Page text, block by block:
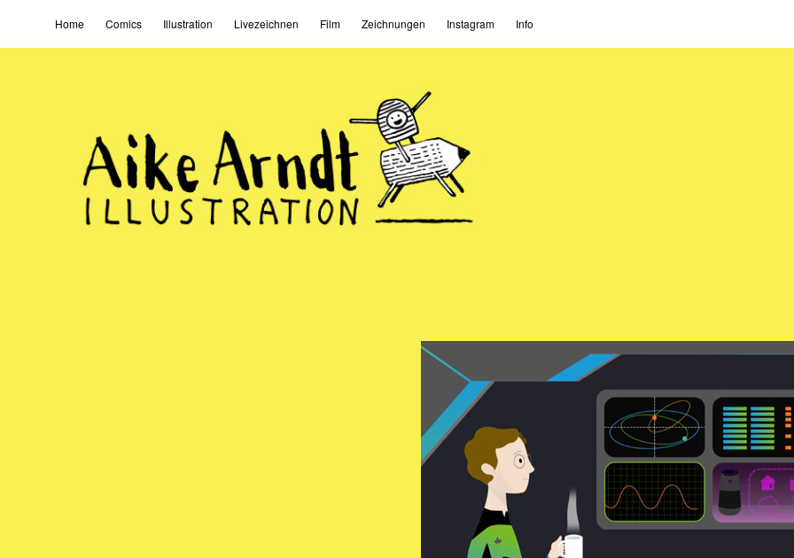
Home Comics Illustration Livezeichnen Film Zeichnungen Instagram Info